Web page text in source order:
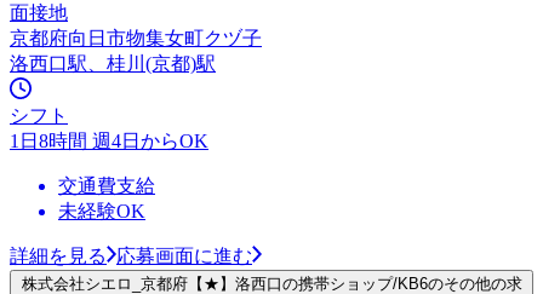
面接地
京都府向日市物集女町クヅ子
洛西口駅、桂川(京都)駅
シフト
1日8時間 週4日からOK
交通費支給
未経験OK
詳細を見る 応募画面に進む
株式会社シエロ_京都府【★】洛西口の携帯ショップ/KB6のその他の求